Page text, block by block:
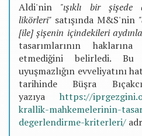
Aldi'nin "ışıklı bir
likörleri" satışında M&S'nin
[ile] şişenin içindekileri
tasarımlarının
etmediğini belirledi.
uyuşmazlığın evveliyatını
tarihinde Büşra
yazıya https://
krallik-mahkemelerinin-
degerlendirme-kriterleri/